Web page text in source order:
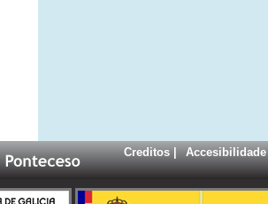
Creditos| Accesibilidade